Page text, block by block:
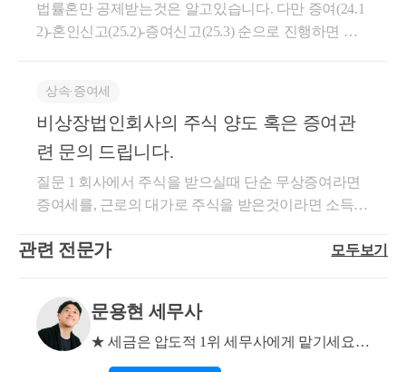
난다면 양도세 신고를 해야 할 수 있으니 의사결정에
참고하시면 됩니다. 해외주식 양도소득에서 250만원
월 ~ 이후 2개월간의 종가평균액입니다. 해당 가격으
로 증여세 신고를 해야 합니다. 도움이 되셨길 바랍니
다. 감사합니다. * 보다 궁금한 사항이 있으실 경우, 부
연락을 주셔도 됩니다.
를 운영 중입니다. 블로그 주소는 https://blog.naver.com/c
chh19이고, 참고해 보시면 좋을 것 같습니다. 자세한 내
호 세무사로 연락 주시면 답변드리겠습니다. 감사합니
법률혼만 공제받는것은 알고있습니다. 다만 증여(24.1
2)-혼인신고(25.2)-증여신고(25.3) 순으로 진행하면 인
되어있으면 되는게 아닙니다
상속∙증여세
비상장법인회사의 주식 양도 혹은 증여관
련 문의 드립니다.
질문 1 회사에서 주식을 받으실때 단순 무상증여라면
증여세를, 근로의 대가로 주식을 받은것이라면 소득세
관계가 없는자에게 주식 증여를 받는 경우 증여가액의
고, 세무서에 직접 신고하셔야 합니다. 질문 2 주식 양
도소득세 계산시 양도가액과 취득가액의 차이에 대해
세금이 부과(연 250만원 기본공제 적용)되고, 취득원인
이 증여라면 증여가액이 취득가액이 됩니다.
관련 전문가 모두보기
문용현 세무사
★ 세금은 압도적 1위 세무사에게 맡기세요!